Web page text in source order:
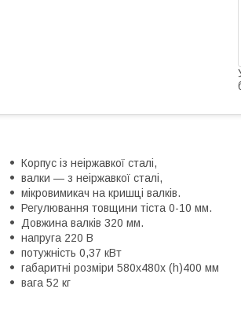
Корпус із неіржавкої сталі,
валки — з неіржавкої сталі,
мікровимикач на кришці валків.
Регулювання товщини тіста 0-10 мм.
Довжина валків 320 мм.
напруга 220 В
потужність 0,37 кВт
габаритні розміри 580х480х (h)400 мм
вага 52 кг